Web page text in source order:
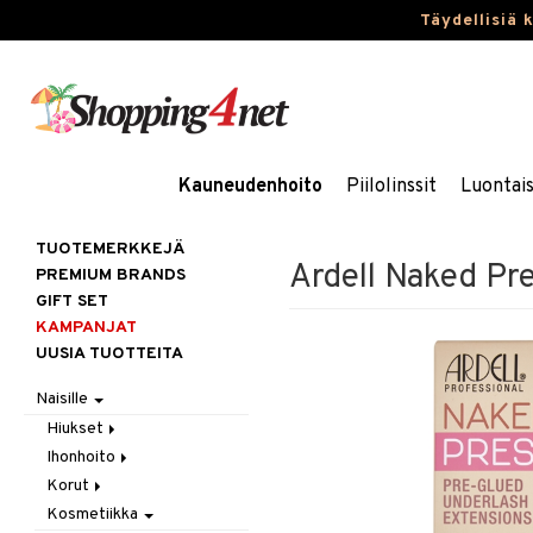
Täydellisiä
Kauneudenhoito Piilolinssit
Ardell Naked
TUOTEMERKKEJÄ
PREMIUM BRANDS
GIFT SET
KAMPANJAT
UUSIA TUOTTEITA
Naisille
Hiukset
Gift Set
Harjat / Kammat
Hiuskuurit
Ihonhoito
Aurinkotuotteet
Erikoistuotteet
Korut
Kaulakorut
Kosmetiikka